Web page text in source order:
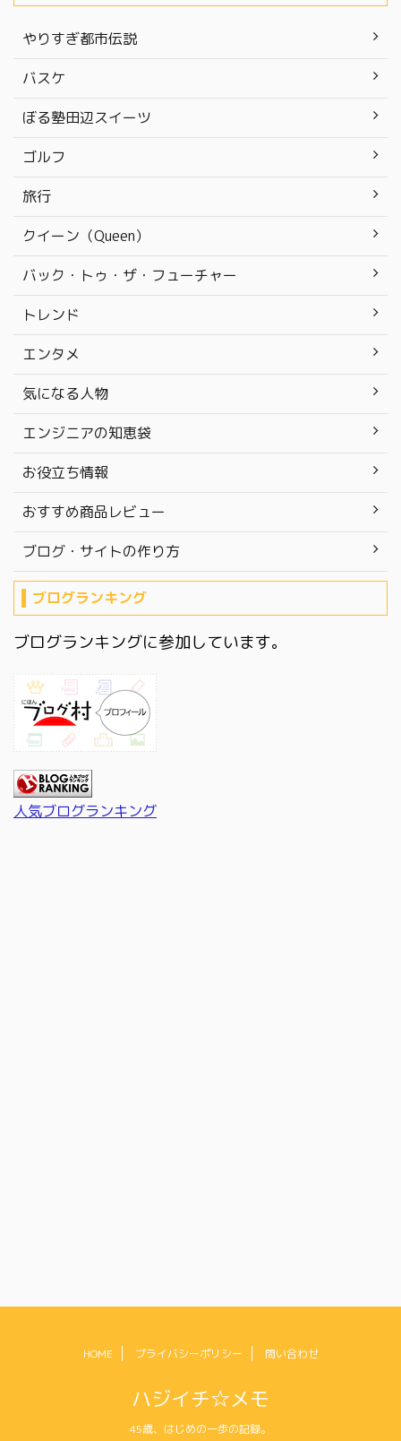
やりすぎ都市伝説
バスケ
ぼる塾田辺スイーツ
ゴルフ
旅行
クイーン（Queen）
バック・トゥ・ザ・フューチャー
トレンド
エンタメ
気になる人物
エンジニアの知恵袋
お役立ち情報
おすすめ商品レビュー
ブログ・サイトの作り方
ブログランキング
ブログランキングに参加しています。
人気ブログランキング
HOME プライバシーポリシー 問い合わせ
ハジイチ☆メモ
45歳、はじめの一歩の記録。